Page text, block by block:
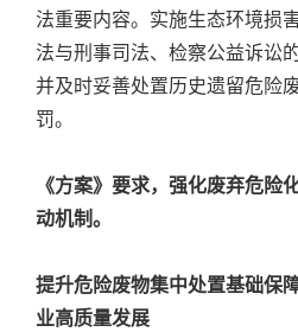
法重要内容。实施生态环境损
法与刑事司法、检察公益诉讼
并及时妥善处置历史遗留危险
罚。
《方案》要求，强化废弃危险
动机制。
提升危险废物集中处置基础保
业高质量发展